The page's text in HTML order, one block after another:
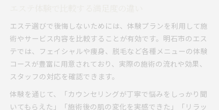
エステ選びで後悔しないためには、体験プランを利用して施
術やサービス内容を比較することが有効です。明石市のエス
テでは、フェイシャルや痩身、脱毛など各種メニューの体験
コースが豊富に用意されており、実際の施術の流れや効果、
スタッフの対応を確認できます。
体験を通じて、「カウンセリングが丁寧で悩みをしっかり聞
いてもらえた」「施術後の肌の変化を実感できた」「リラッ